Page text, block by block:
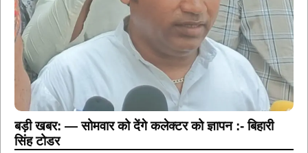
बड़ी खबर: — सोमवार को देंगे कलेक्टर को ज्ञापन :- बिहारी
सिंह टोडर